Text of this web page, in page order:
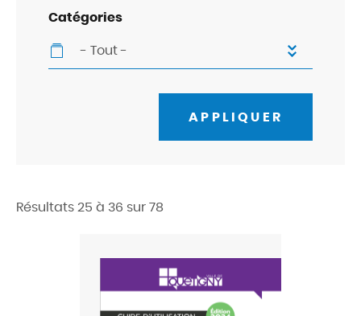
Catégories
- Tout -
APPLIQUER
Résultats 25 à 36 sur 78